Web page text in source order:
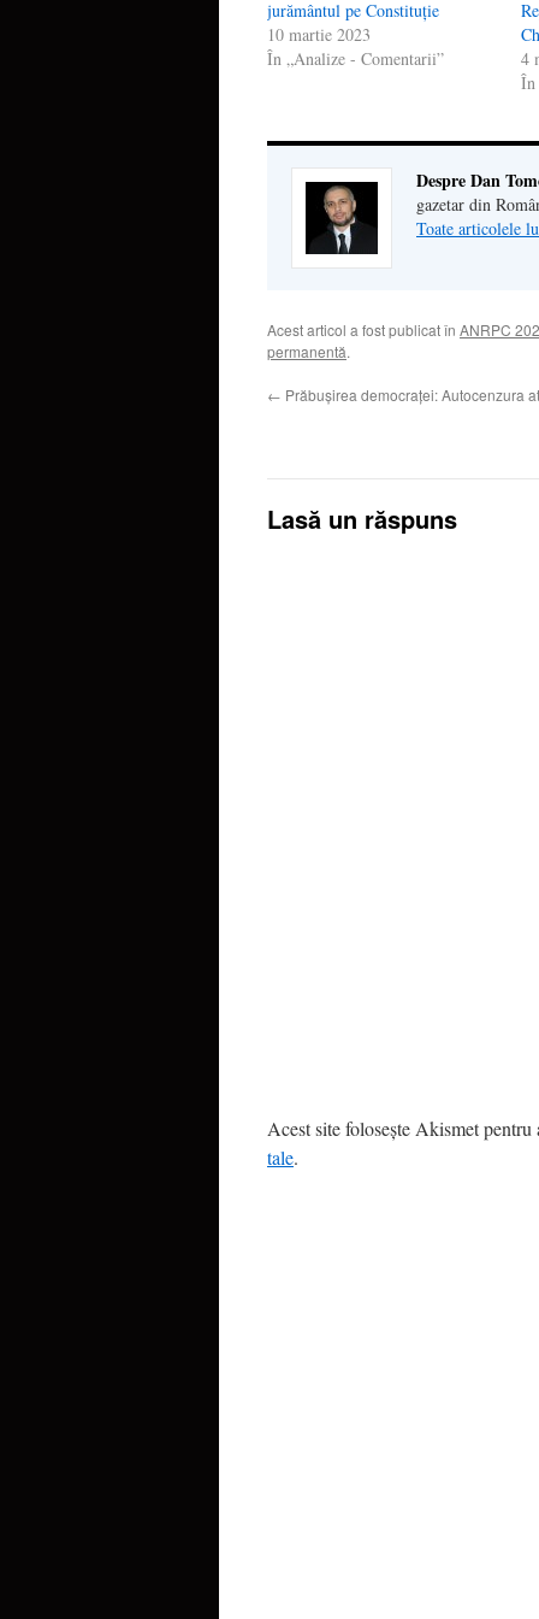
jurământul pe Constituție
10 martie 2023
În „Analize - Comentarii”
4
În
Despre Dan
gazetar din
Toate articolele
Acest articol a fost publicat în ANRPC
permanentă.
← Prăbușirea democraței: Autocenzura
Lasă un răspuns
Acest site folosește Akismet pentru
tale.